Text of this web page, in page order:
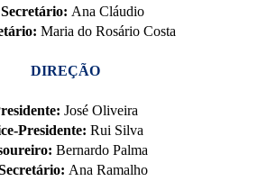
Secretário: Ana Cláudio
Maria do Rosário Costa
DIREÇÃO
José Oliveira
Presidente: Rui Silva
Bernardo Palma
Ana Ramalho